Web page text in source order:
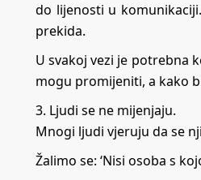
do lijenosti u
prekida.
U svakoj vezi je potrebna
mogu promijeniti, a kako
3. Ljudi se ne mijenjaju.
Mnogi ljudi vjeruju da se
Žalimo se: ‘Nisi osoba s